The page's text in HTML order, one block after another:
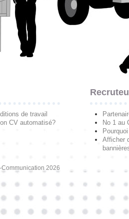
de travail
CV automatisé?
No 1 au
Afficher
2026